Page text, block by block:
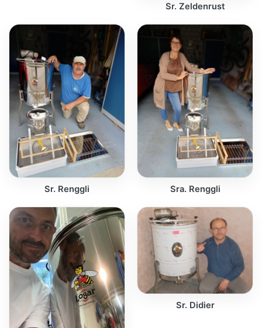
Sr. Zeldenrust
Sr. Renggli Sra. Renggli
Sr. Didier